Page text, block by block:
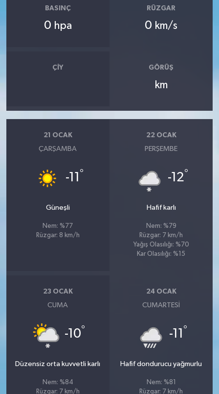
BASINÇ
0 hpa
RÜZGAR
0 km/s
ÇIY GÖRÜŞ
km
21 OCAK
ÇARŞAMBA
-11 °
Güneşli
Nem: %77
Rüzgar: 8 km/h
22 OCAK
PERŞEMBE
-12°
Hafif karlı
Nem: %79
Rüzgar: 7 km/h
Yağış Olasılığı: %70
Kar Olasılığı: %15
23 OCAK
CUMA
-10°
Düzensiz orta kuvvetli karlı
Nem: %84
Rüzgar: 7 km/h
24 OCAK
CUMARTESI
-11 °
Hafif dondurucu yağmurlu
Nem: %81
Rüzgar: 7 km/h